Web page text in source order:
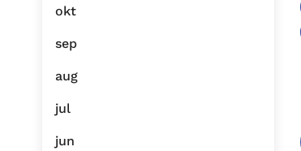
okt
sep
aug
jul
jun